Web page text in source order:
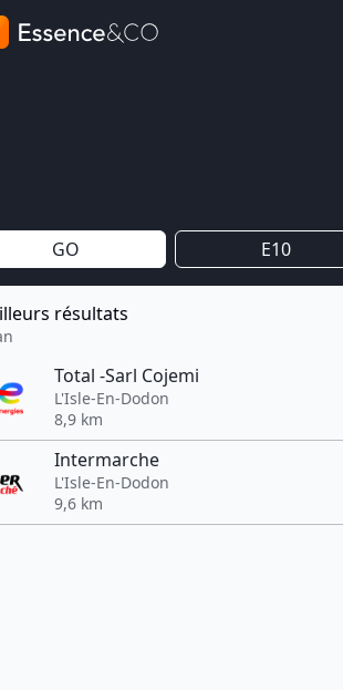
GO E10
résultats
Total -Sarl Cojemi
L'Isle-En-Dodon
8,9 km
Intermarche
L'Isle-En-Dodon
9,6 km